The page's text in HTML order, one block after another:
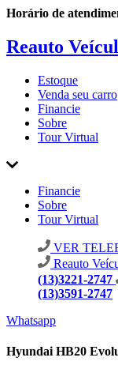
Horário de
Reauto
Estoque
Venda seu carro
Financie
Sobre
Tour Virtual
Financie
Sobre
Tour Virtual
VER
Reauto
(13)3221-2747
(13)3591-2747
Whatsapp
Hyundai HB20